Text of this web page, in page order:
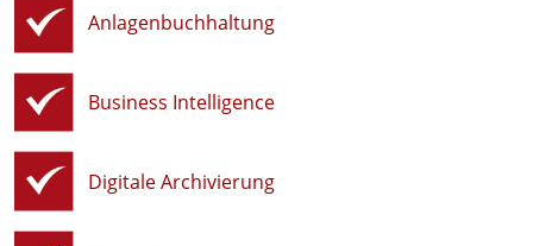
Anlagenbuchhaltung
Business Intelligence
Digitale Archivierung